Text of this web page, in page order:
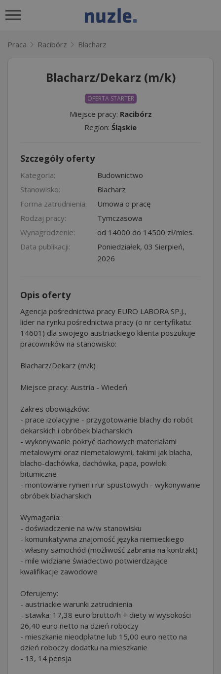
Praca Racibórz Blacharz
Blacharz/Dekarz (m/k)
OFERTA STARTER
Miejsce pracy: Racibórz
Region: Śląskie
Szczegóły oferty
Kategoria:
Budownictwo
Stanowisko:
Blacharz
Forma zatrudnienia:
Umowa o pracę
Rodzaj pracy:
Tymczasowa
Wynagrodzenie:
od 14000 do 14500 zł/mies.
Data publikacji:
Poniedziałek, 03 Sierpień,
2026
Opis oferty
Agencja pośrednictwa pracy EURO LABORA SP.J.,
lider na rynku pośrednictwa pracy (o nr certyfikatu:
14601) dla swojego austriackiego klienta poszukuje
pracowników na stanowisko:
Blacharz/Dekarz (m/k)
Miejsce pracy: Austria - Wiedeń
Zakres obowiązków:
- prace izolacyjne - przygotowanie blachy do robót
dekarskich i obróbek blacharskich
- wykonywanie pokryć dachowych materiałami
metalowymi oraz niemetalowymi, takimi jak blacha,
blacho-dachówka, dachówka, papa, powłoki
bitumiczne
- montowanie rynien i rur spustowych - wykonywanie
obróbek blacharskich
Wymagania:
- doświadczenie na w/w stanowisku
- komunikatywna znajomość języka niemieckiego
- własny samochód (możliwość zabrania na kontrakt)
- mile widziane świadectwo potwierdzające
kwalifikacje zawodowe
Oferujemy:
- austriackie warunki zatrudnienia
- stawka: 17,38 euro brutto/h + diety w wysokości
26,40 euro netto na dzień roboczy
- mieszkanie nieodpłatne lub 15,00 euro netto na
dzień roboczy dodatku na mieszkanie
- 13, 14 pensja